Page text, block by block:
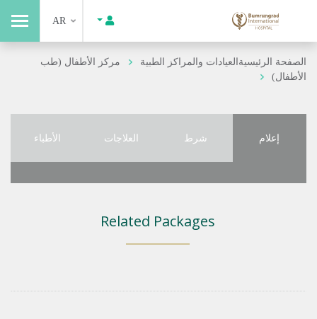
AR
الصفحة الرئيسيةالعيادات والمراكز الطبية
مركز الأطفال (طب
الأطفال)
إعلام شرط العلاجات الأطباء
Related Packages